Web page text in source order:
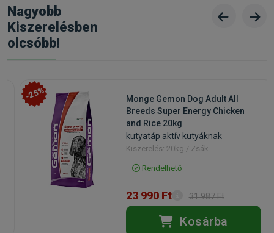
Nagyobb
Kiszerelésben
olcsóbb!
-25%
Monge Gemon Dog Adult All
Breeds Super Energy Chicken
and Rice 20kg
kutyatáp aktív kutyáknak
Kiszerelés: 20kg / Zsák
Rendelhető
23 990 Ft 31 987 Ft
Kosárba